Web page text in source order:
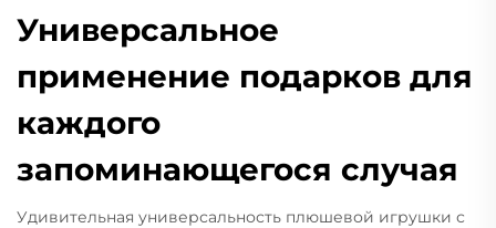
Универсальное
применение подарков для
каждого
запоминающегося случая
Удивительная универсальность плюшевой игрушки с